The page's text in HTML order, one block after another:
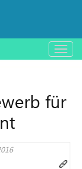
باز
و
منو
für